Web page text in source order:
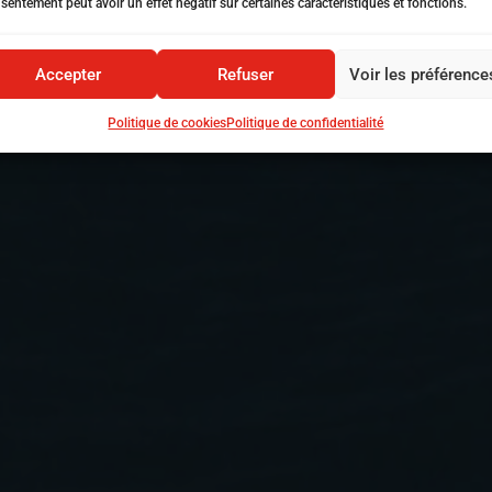
peut avoir un effet négatif sur certaines caractéristiques et fonctions.
Accepter Refuser Voir les
Politique de cookiesPolitique de confidentialité